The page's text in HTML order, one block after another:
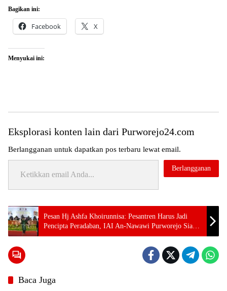
Bagikan ini:
Facebook X
Menyukai ini:
Eksplorasi konten lain dari Purworejo24.com
Berlangganan untuk dapatkan pos terbaru lewat email.
Ketikkan email Anda...
Berlangganan
Tag:
24 jam
purworejo
berita
24
jam
berita
purworejo
Pesan Hj Ashfa Khoirunnisa: Pesantren Harus Jadi
Pencipta Peradaban, IAI An-Nawawi Purworejo Siap
Bertransformasi Jadi Universitas
Baca Juga